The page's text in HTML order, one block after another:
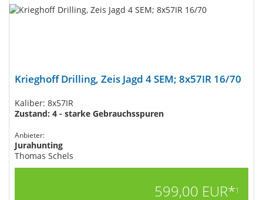
Krieghoff Drilling, Zeis Jagd 4 SEM; 8x57IR 16/70
Kaliber: 8x57IR
Zustand: 4 - starke Gebrauchsspuren
Anbieter:
Jurahunting
Thomas Schels
599,00 EUR*1